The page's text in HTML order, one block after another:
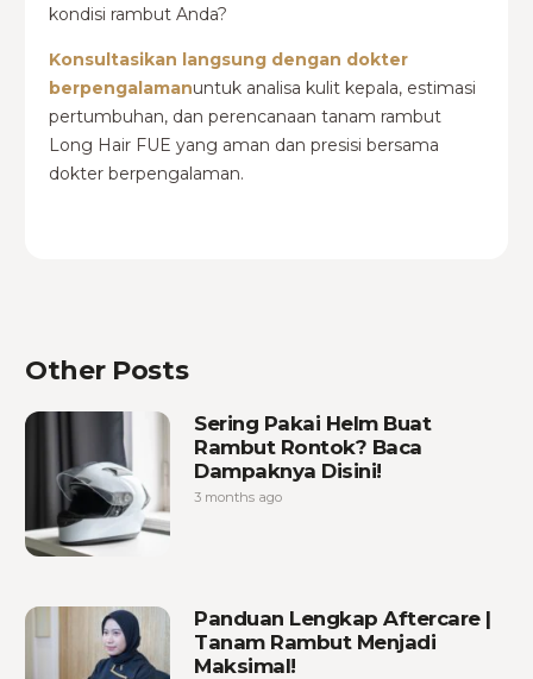
kondisi rambut Anda?
Konsultasikan langsung dengan dokter
berpengalamanuntuk analisa kulit kepala, estimasi
pertumbuhan, dan perencanaan tanam rambut
Long Hair FUE yang aman dan presisi bersama
dokter berpengalaman.
Other Posts
Sering Pakai Helm Buat
Rambut Rontok? Baca
Dampaknya Disini!
3 months ago
Panduan Lengkap Aftercare |
Tanam Rambut Menjadi
Maksimal!